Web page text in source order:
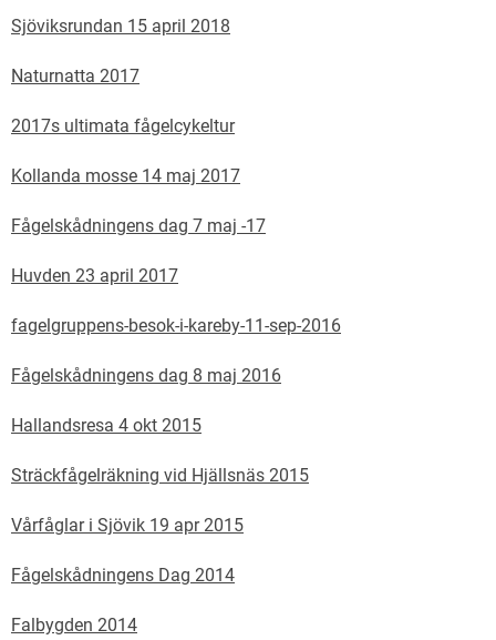
Sjöviksrundan 15 april 2018
Naturnatta 2017
2017s ultimata fågelcykeltur
Kollanda mosse 14 maj 2017
Fågelskådningens dag 7 maj -17
Huvden 23 april 2017
fagelgruppens-besok-i-kareby-11-sep-2016
Fågelskådningens dag 8 maj 2016
Hallandsresa 4 okt 2015
Sträckfågelräkning vid Hjällsnäs 2015
Vårfåglar i Sjövik 19 apr 2015
Fågelskådningens Dag 2014
Falbygden 2014